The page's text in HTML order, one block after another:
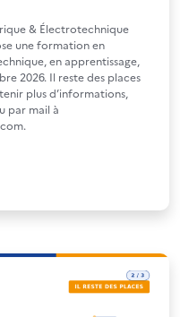
& Électrotechnique
une formation en
en apprentissage,
2026. Il reste des places
plus d’informations,
par mail à